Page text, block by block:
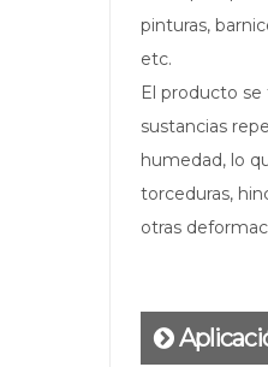
pinturas,
etc.
El producto
sustancias
humedad, lo
torceduras,
otras